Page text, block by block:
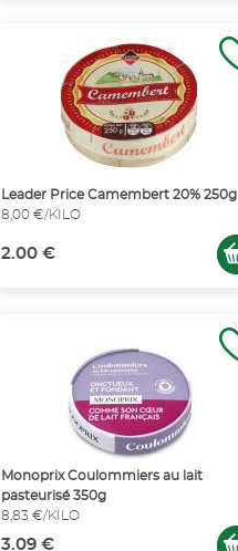
Leader Price Camembert 20% 250g
8,00 €/KILO
2.00 €
Monoprix Coulommiers au lait
pasteurisé 350g
8,83 €/KILO
3.09 €